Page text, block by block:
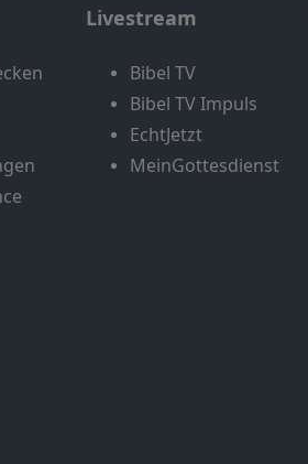
Livestream
Bibel TV
Bibel TV Impuls
EchtJetzt
MeinGottesdienst